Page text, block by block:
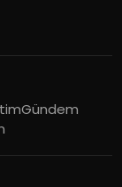
Gündem